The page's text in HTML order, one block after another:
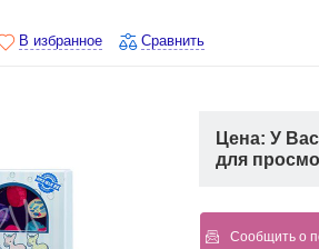
В избранное Сравнить
Цена: У
для
Сообщить о